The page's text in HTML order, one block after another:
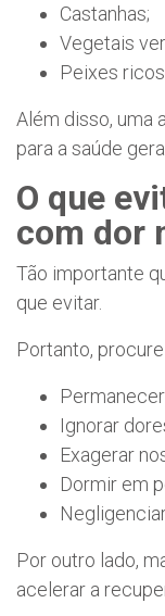
Castanhas;
Vegetais
Peixes
Além disso, uma
para a saúde
O que
com dor
Tão importante
que evitar.
Portanto, procure
Ignorar
Exagerar
Dormir em
Por outro lado,
acelerar a